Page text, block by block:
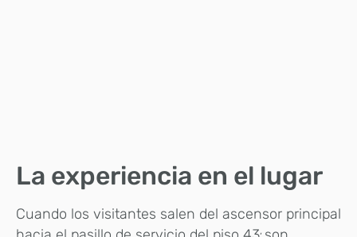
La experiencia en el lugar
Cuando los visitantes salen del ascensor principal
,